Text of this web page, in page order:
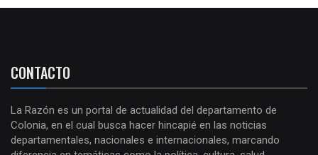
CONTACTO
La Razón es un portal de actualidad del departamento de
Colonia, en el cual busca hacer hincapié en las noticias
departamentales, nacionales e internacionales, marcando